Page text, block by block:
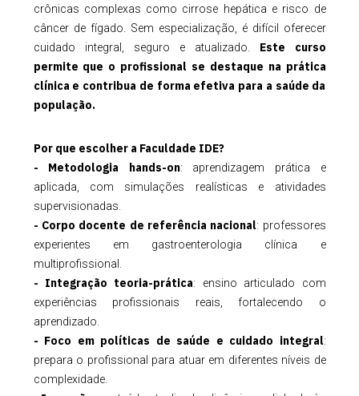
crônicas complexas como cirrose hepática e risco de
câncer de fígado. Sem especialização, é difícil oferecer
cuidado integral, seguro e atualizado.
Este curso
permite que o profissional se destaque na prática
clínica e contribua de forma efetiva para a saúde da
população.
Por que escolher a Faculdade IDE?
- Metodologia hands-on: aprendizagem prática e
aplicada, com simulações realísticas e atividades
supervisionadas.
- Corpo docente de referência nacional: professores
experientes em gastroenterologia clínica e
multiprofissional.
- Integração teoria-prática: ensino articulado com
experiências profissionais reais, fortalecendo o
aprendizado.
- Foco em políticas de saúde e cuidado integral:
prepara o profissional para atuar em diferentes níveis de
complexidade.